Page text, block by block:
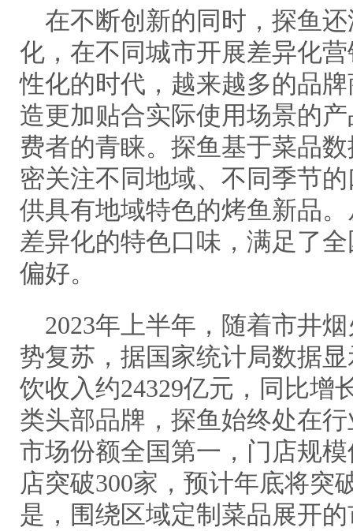
在不断创新的同时，探鱼
化，在不同城市开展差异化
性化的时代，越来越多的品
造更加贴合实际使用场景的
费者的青睐。探鱼基于菜品
密关注不同地域、不同季节
供具有地域特色的烤鱼新品
差异化的特色口味，满足了
偏好。
2023年上半年，随着市井
势复苏，据国家统计局数据
饮收入约24329亿元，同比增
类头部品牌，探鱼始终处在
市场份额全国第一，门店规
店突破300家，预计年底将突
是，围绕区域定制菜品展开